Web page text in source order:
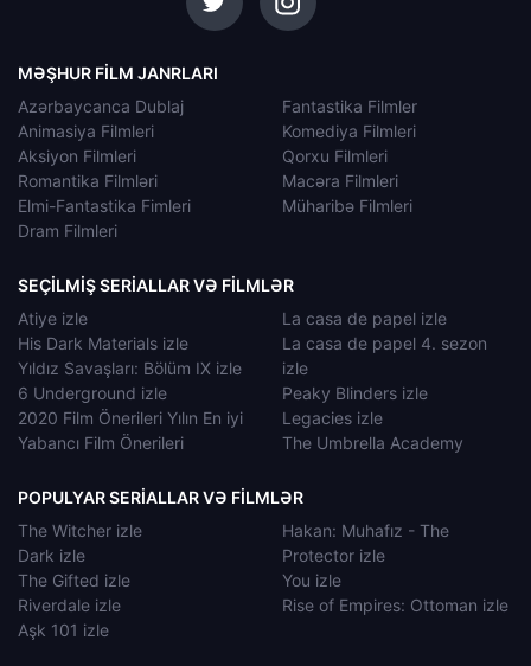
MƏŞHUR FILM JANRLARI
Azərbaycanca Dublaj
Animasiya Filmleri
Aksiyon Filmleri
Romantika Filmləri
Elmi-Fantastika Fimleri
Dram Filmleri
Fantastika Filmler
Komediya Filmleri
Qorxu Filmleri
Macəra Filmleri
Müharibə Filmleri
SEÇILMIŞ SERIALLAR VƏ FILMLƏR
Atiye izle
His Dark Materials izle
Yıldız Savaşları: Bölüm IX izle
6 Underground izle
2020 Film Önerileri Yılın En iyi
Yabancı Film Önerileri
La casa de papel izle
La casa de papel 4. sezon
izle
Peaky Blinders izle
Legacies izle
The Umbrella Academy
POPULYAR SERIALLAR VƏ FILMLƏR
The Witcher izle
Dark izle
The Gifted izle
Riverdale izle
Aşk 101 izle
Hakan: Muhafız - The
Protector izle
You izle
Rise of Empires: Ottoman izle